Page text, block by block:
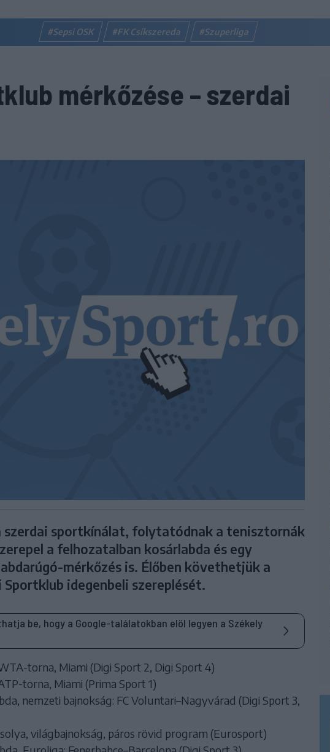
#Sepsi OSK #FK Csíkszereda #Szuperliga
mérkőzése – szerdai
szerdai sportkínálat, folytatódnak a tenisztornák
a felhozatalban kosárlabda és egy
mérkőzés is. Élőben követhetjük a
Sportklub idegenbeli szereplését.
be, hogy a Google-találatokban elöl legyen a Székely
torna, Miami (Digi Sport 2, Digi Sport 4)
torna, Miami (Prima Sport 1)
nemzeti bajnokság: FC Voluntari–Nagyvárad (Digi Sport 3,
világbajnokság, páros rövid program (Eurosport)